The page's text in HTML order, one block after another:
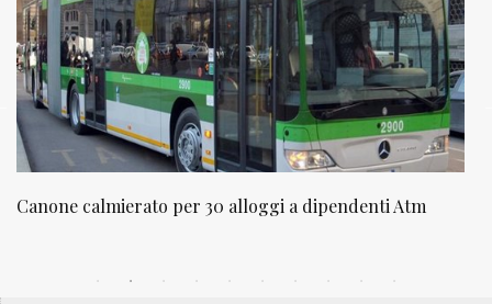
NATUROPATIA IN BREVE 20/01